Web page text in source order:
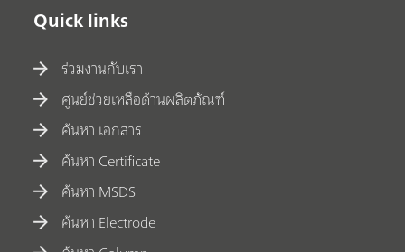
Quick links
ร่วมงานกับเรา
ศูนย์ช่วยเหลือด้านผลิตภัณฑ์
ค้นหา เอกสาร
ค้นหา Certificate
ค้นหา MSDS
ค้นหา Electrode